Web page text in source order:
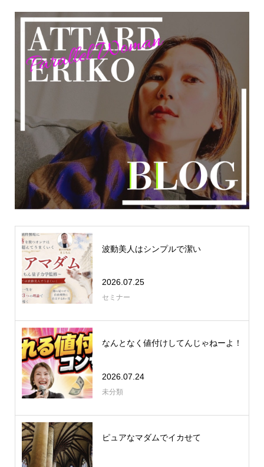
波動美人はシンプルで潔い
2026.07.25
セミナー
なんとなく値付けしてんじゃねーよ！
2026.07.24
未分類
ピュアなマダムでイカせて